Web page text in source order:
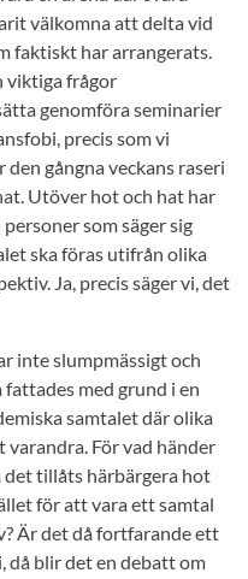
välkomna att delta vid
faktiskt har arrangerats.
viktiga frågor
genomföra seminarier
precis som vi
gångna veckans raseri
Utöver hot och hat har
som säger sig
ska föras utifrån olika
Ja, precis säger vi, det
inte slumpmässigt och
med grund i en
samtalet där olika
För vad händer
det tillåts härbärgera hot
för att vara ett samtal
Är det då fortfarande ett
då blir det en debatt om